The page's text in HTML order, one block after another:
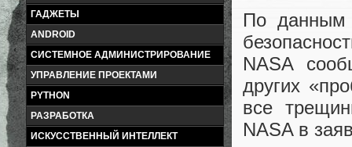
ГАДЖЕТЫ
ANDROID
СИСТЕМНОЕ АДМИНИСТРИРОВАНИЕ
УПРАВЛЕНИЕ ПРОЕКТАМИ
PYTHON
РАЗРАБОТКА
ИСКУССТВЕННЫЙ ИНТЕЛЛЕКТ
По данным
NASA
других
все
NASA в